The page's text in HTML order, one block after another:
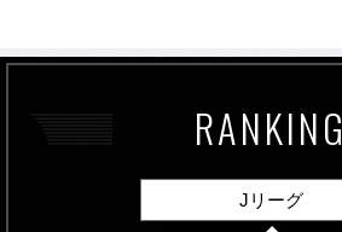
RANKING
Jリーグ